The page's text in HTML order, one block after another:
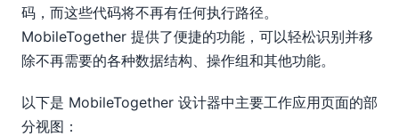
码，而这些代码将不再有任何执行路径。
MobileTogether 提供了便捷的功能，可以轻松识别并移
除不再需要的各种数据结构、操作组和其他功能。
以下是 MobileTogether 设计器中主要工作应用页面的部
分视图：